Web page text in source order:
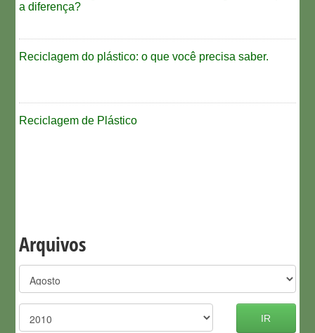
a diferença?
Reciclagem do plástico: o que você precisa saber.
Reciclagem de Plástico
Arquivos
IR